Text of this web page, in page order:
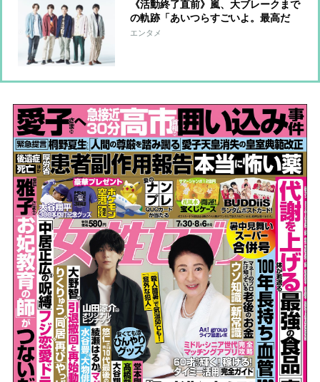
《活動終了直前》嵐、大ブレークまで
の軌跡「あいつらすごいよ。最高だ
よ」いかりや長介さんの大絶賛が転機
エンタメ